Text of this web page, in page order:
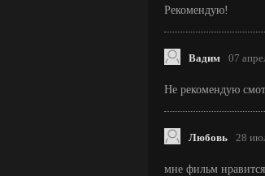
Рекомендую!
Вадим 07
Не рекомендую
Любовь 28
мне фильм